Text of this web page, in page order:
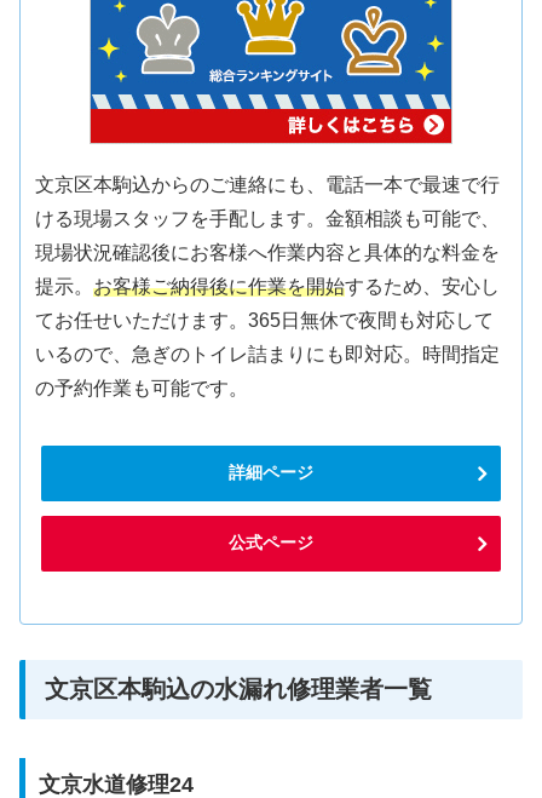
文京区本駒込からのご連絡にも、電話一本で最速で行
ける現場スタッフを手配します。金額相談も可能で、
現場状況確認後にお客様へ作業内容と具体的な料金を
提示。お客様ご納得後に作業を開始するため、安心し
てお任せいただけます。365日無休で夜間も対応して
いるので、急ぎのトイレ詰まりにも即対応。時間指定
の予約作業も可能です。
詳細ページ
公式ページ
文京区本駒込の水漏れ修理業者一覧
文京水道修理24